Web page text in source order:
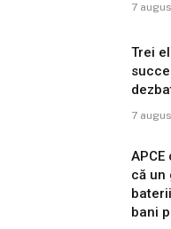
7
Trei
7
că un
bani